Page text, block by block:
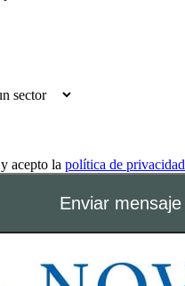
acepto la política de privacidad
Enviar mensaje